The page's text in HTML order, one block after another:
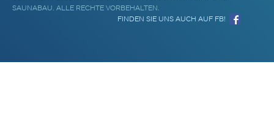
SAUNABAU. ALLE RECHTE VORBEHALTEN.
FINDEN SIE UNS AUCH AUF FB!